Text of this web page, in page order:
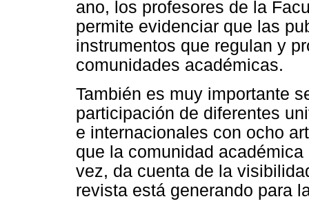
ano, los profesores de la
permite evidenciar que las
instrumentos que regulan y
comunidades académicas.
También es muy importante
participación de dife­rentes
e internacionales con ocho
que la comunidad
vez, da cuenta de la
revista está generando para